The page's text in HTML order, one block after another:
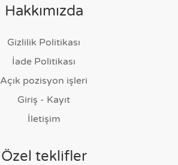
Hakkımızda
Gizlilik Politikası
İade Politikası
Açık pozisyon işleri
Giriş - Kayıt
İletişim
Özel teklifler